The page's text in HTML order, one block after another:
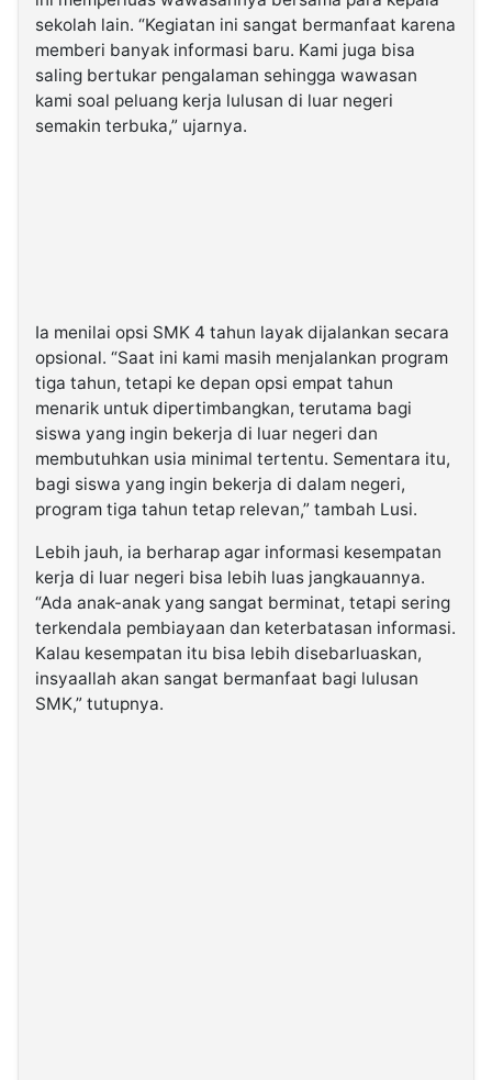
sekolah lain. “Kegiatan ini sangat bermanfaat karena
memberi banyak informasi baru. Kami juga bisa
saling bertukar pengalaman sehingga wawasan
kami soal peluang kerja lulusan di luar negeri
semakin terbuka,” ujarnya.
Ia menilai opsi SMK 4 tahun layak dijalankan secara
opsional. “Saat ini kami masih menjalankan program
tiga tahun, tetapi ke depan opsi empat tahun
menarik untuk dipertimbangkan, terutama bagi
siswa yang ingin bekerja di luar negeri dan
membutuhkan usia minimal tertentu. Sementara itu,
bagi siswa yang ingin bekerja di dalam negeri,
program tiga tahun tetap relevan,” tambah Lusi.
Lebih jauh, ia berharap agar informasi kesempatan
kerja di luar negeri bisa lebih luas jangkauannya.
“Ada anak-anak yang sangat berminat, tetapi sering
terkendala pembiayaan dan keterbatasan informasi.
Kalau kesempatan itu bisa lebih disebarluaskan,
insyaallah akan sangat bermanfaat bagi lulusan
SMK,” tutupnya.